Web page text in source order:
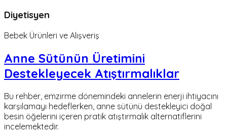
Diyetisyen
Bebek Ürünleri ve Alışveriş
Anne Sütünün Üretimini
Destekleyecek Atıştırmalıklar
Bu rehber, emzirme dönemindeki annelerin enerji ihtiyacını
karşılamayı hedeflerken, anne sütünü destekleyici doğal
besin öğelerini içeren pratik atıştırmalık alternatiflerini
incelemektedir.